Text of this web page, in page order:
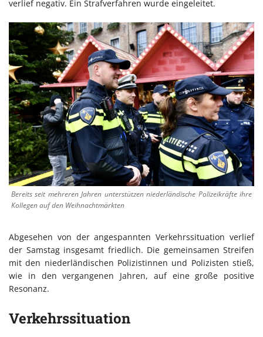
verlief negativ. Ein Strafverfahren wurde eingeleitet.
Bereits seit mehreren Jahren unterstützen niederländische Polizeikräfte ihre
Kollegen auf den Weihnachtmärkten
Abgesehen von der angespannten Verkehrssituation verlief
der Samstag insgesamt friedlich. Die gemeinsamen Streifen
mit den niederländischen Polizistinnen und Polizisten stieß,
wie in den vergangenen Jahren, auf eine große positive
Resonanz.
Verkehrssituation